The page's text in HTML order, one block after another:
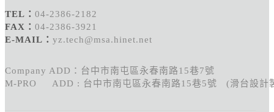
TEL： 04-2386-2182
FAX： 04-2386-3921
E-MAIL： yz.tech@msa.hinet.net
Company ADD：台中市南屯區永春南路15巷7號
M-PRO ADD : 台中市南屯區永春南路15巷5號 (滑台設計